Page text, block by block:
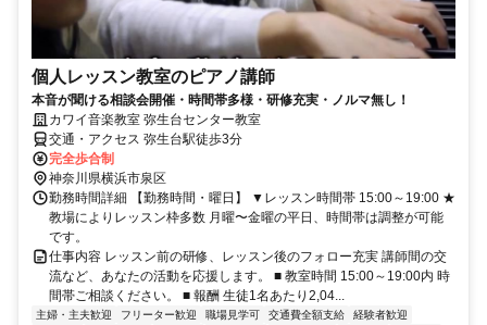
個人レッスン教室のピアノ講師
本音が聞ける相談会開催・時間帯多様・研修充実・ノルマ無し！
カワイ音楽教室 弥生台センター教室
交通・アクセス 弥生台駅徒歩3分
完全歩合制
神奈川県横浜市泉区
勤務時間詳細 【勤務時間・曜日】 ▼レッスン時間帯 15:00～19:00 ★
教場によりレッスン枠多数 月曜〜金曜の平日、時間帯は調整が可能
です。
仕事内容 レッスン前の研修、レッスン後のフォロー充実 講師間の交
流など、あなたの活動を応援します。 ■ 教室時間 15:00～19:00内 時
間帯ご相談ください。 ■ 報酬 生徒1名あたり2,04...
主婦・主夫歓迎 フリーター歓迎 職場見学可 交通費全額支給
経験者歓迎